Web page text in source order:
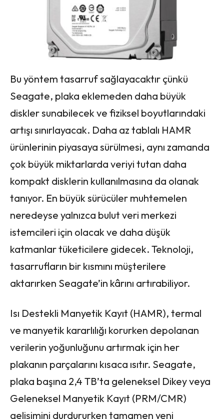
Bu yöntem tasarruf sağlayacaktır çünkü
Seagate, plaka eklemeden daha büyük
diskler sunabilecek ve fiziksel boyutlarındaki
artışı sınırlayacak. Daha az tablalı HAMR
ürünlerinin piyasaya sürülmesi, aynı zamanda
çok büyük miktarlarda veriyi tutan daha
kompakt disklerin kullanılmasına da olanak
tanıyor. En büyük sürücüler muhtemelen
neredeyse yalnızca bulut veri merkezi
istemcileri için olacak ve daha düşük
katmanlar tüketicilere gidecek. Teknoloji,
tasarrufların bir kısmını müşterilere
aktarırken Seagate’in kârını artırabiliyor.
Isı Destekli Manyetik Kayıt (HAMR), termal
ve manyetik kararlılığı korurken depolanan
verilerin yoğunluğunu artırmak için her
plakanın parçalarını kısaca ısıtır. Seagate,
plaka başına 2,4 TB’ta geleneksel Dikey veya
Geleneksel Manyetik Kayıt (PRM/CMR)
gelişimini durdururken tamamen yeni